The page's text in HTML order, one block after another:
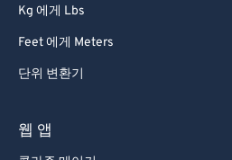
Kg 에게 Lbs
Feet 에게 Meters
단위 변환기
웹 앱